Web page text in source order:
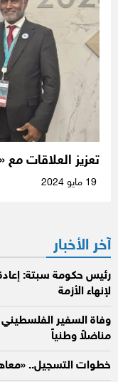
تعزيز العلاقات مع
آخر الأخبار
رئيس حكومة سبتة:
لإنهاء الأزمة
وفاة السفير
مناضلاً وطنياً
خطوات التسجيل..